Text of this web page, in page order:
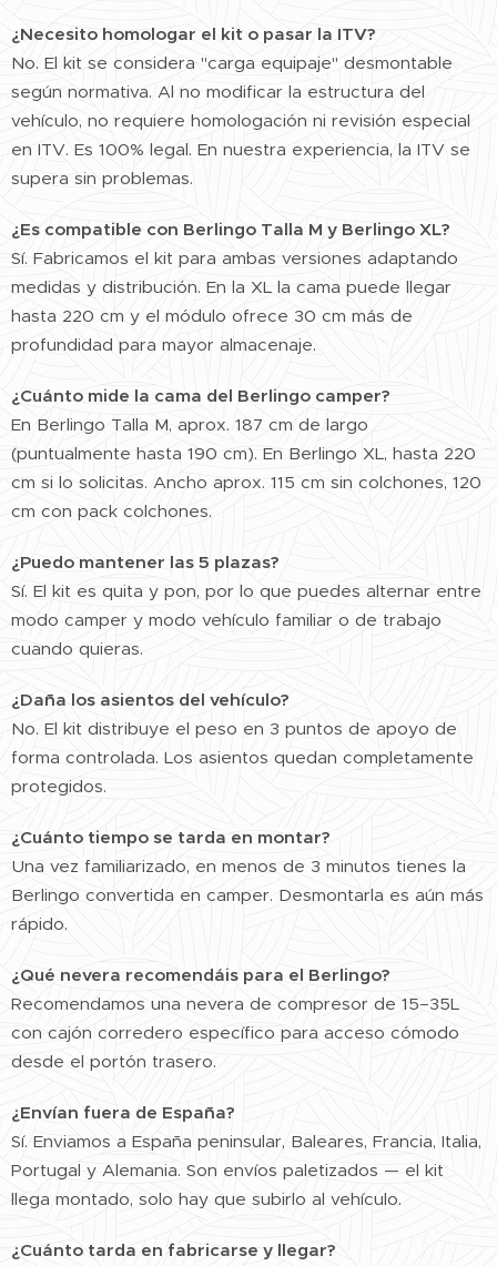
¿Necesito homologar el kit o pasar la ITV?
No. El kit se considera "carga equipaje" desmontable
según normativa. Al no modificar la estructura del
vehículo, no requiere homologación ni revisión especial
en ITV. Es 100% legal. En nuestra experiencia, la ITV se
supera sin problemas.
¿Es compatible con Berlingo Talla M y Berlingo XL?
Sí. Fabricamos el kit para ambas versiones adaptando
medidas y distribución. En la XL la cama puede llegar
hasta 220 cm y el módulo ofrece 30 cm más de
profundidad para mayor almacenaje.
¿Cuánto mide la cama del Berlingo camper?
En Berlingo Talla M, aprox. 187 cm de largo
(puntualmente hasta 190 cm). En Berlingo XL, hasta 220
cm si lo solicitas. Ancho aprox. 115 cm sin colchones, 120
cm con pack colchones.
¿Puedo mantener las 5 plazas?
Sí. El kit es quita y pon, por lo que puedes alternar entre
modo camper y modo vehículo familiar o de trabajo
cuando quieras.
¿Daña los asientos del vehículo?
No. El kit distribuye el peso en 3 puntos de apoyo de
forma controlada. Los asientos quedan completamente
protegidos.
¿Cuánto tiempo se tarda en montar?
Una vez familiarizado, en menos de 3 minutos tienes la
Berlingo convertida en camper. Desmontarla es aún más
rápido.
¿Qué nevera recomendáis para el Berlingo?
Recomendamos una nevera de compresor de 15–35L
con cajón corredero específico para acceso cómodo
desde el portón trasero.
¿Envían fuera de España?
Sí. Enviamos a España peninsular, Baleares, Francia, Italia,
Portugal y Alemania. Son envíos paletizados — el kit
llega montado, solo hay que subirlo al vehículo.
¿Cuánto tarda en fabricarse y llegar?